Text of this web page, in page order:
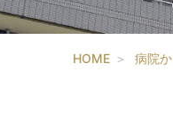
HOME 病院